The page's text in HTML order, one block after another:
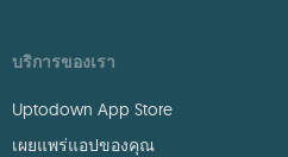
บริการของเรา
Uptodown App Store
เผยแพร่แอปของคุณ